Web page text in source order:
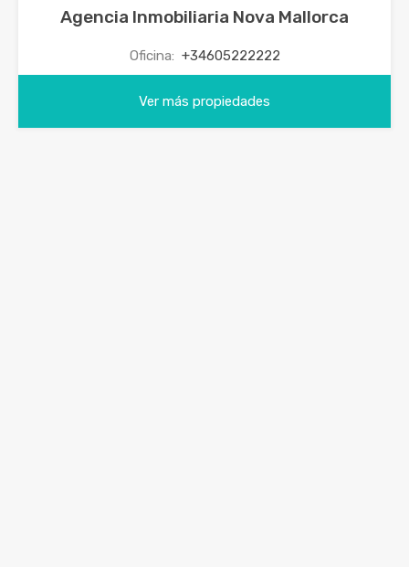
Agencia Inmobiliaria Nova Mallorca
Oficina: +34605222222
Ver más propiedades